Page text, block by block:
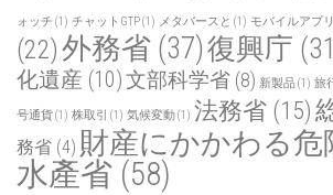
ォッチ (1) チャットGTP(1) メタバースと (1) モバイルアプリ
(22)外務省 (37)復興庁
化遺産 (10)文部科学省 (8) 新製品(1) 旅
号通貨(1) 株取引 (1) 気候変動(1) 法務省 (15)
務省 (4) 財産にかかわる危
水產省 (58)